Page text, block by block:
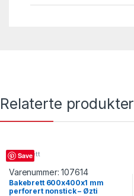
Relaterte produkter
Save
Bakebrett
Varenummer:107614
Bakebrett 600x400x1 mm
perforert nonstick – Øzti